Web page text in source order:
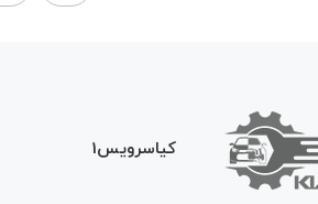
کیاسرویس1